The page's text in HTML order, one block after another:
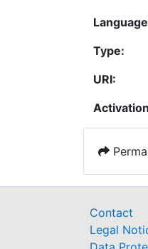
Type:
URI:
Contact
Legal